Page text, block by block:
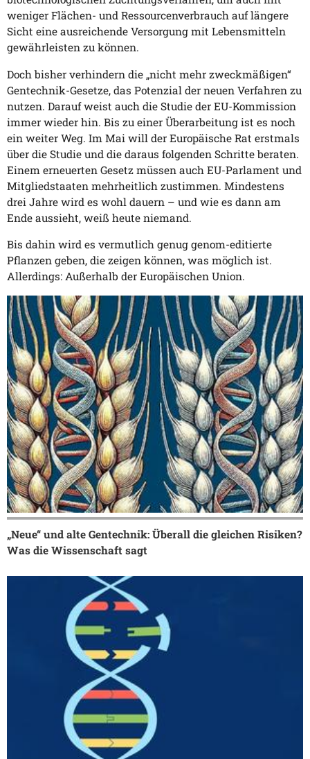
weniger Flächen- und Ressourcenverbrauch auf längere
Sicht eine ausreichende Versorgung mit Lebensmitteln
gewährleisten zu können.
Doch bisher verhindern die „nicht mehr zweckmäßigen“
Gentechnik-Gesetze, das Potenzial der neuen Verfahren zu
nutzen. Darauf weist auch die Studie der EU-Kommission
immer wieder hin. Bis zu einer Überarbeitung ist es noch
ein weiter Weg. Im Mai will der Europäische Rat erstmals
über die Studie und die daraus folgenden Schritte beraten.
Einem erneuerten Gesetz müssen auch EU-Parlament und
Mitgliedstaaten mehrheitlich zustimmen. Mindestens
drei Jahre wird es wohl dauern – und wie es dann am
Ende aussieht, weiß heute niemand.
Bis dahin wird es vermutlich genug genom-editierte
Pflanzen geben, die zeigen können, was möglich ist.
Allerdings: Außerhalb der Europäischen Union.
„Neue“ und alte Gentechnik: Überall die gleichen Risiken?
Was die Wissenschaft sagt